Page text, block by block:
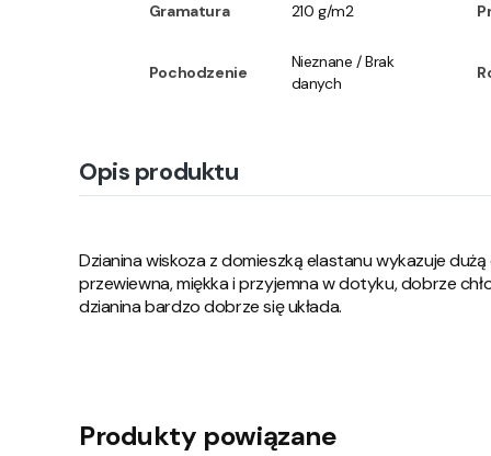
Gramatura 210 g/m2
Pochodzenie
Nieznane / Brak
danych
Opis produktu
Dzianina wiskoza z domieszką elastanu wykazuje
przewiewna, miękka i przyjemna w dotyku, dobrze
dzianina bardzo dobrze się układa.
Produkty powiązane